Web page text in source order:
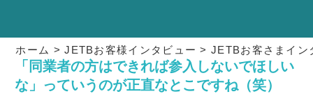
ホーム >JETBお客様インタビュー >JETBお客さまイ
「同業者の方はできれば参入しないでほしい
な」っていうのが正直なとこですね（笑）